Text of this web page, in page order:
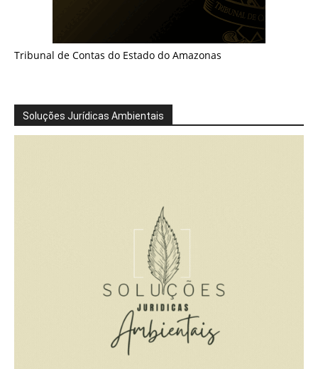
Tribunal de Contas do Estado do Amazonas
Soluções Jurídicas Ambientais